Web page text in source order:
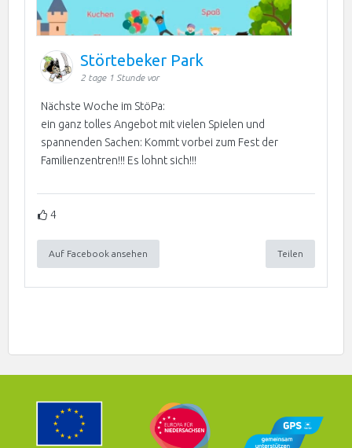
Störtebeker Park
2 tage 1 Stunde vor
Nächste Woche im StöPa:
ein ganz tolles Angebot mit vielen Spielen und
spannenden Sachen: Kommt vorbei zum Fest der
Familienzentren!!! Es lohnt sich!!!
4
Auf Facebook ansehen Teilen